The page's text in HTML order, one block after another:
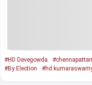
#HD Devegowda
#By Election
#hd